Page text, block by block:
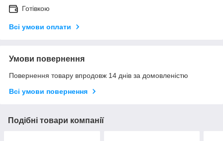
Готівкою
Всі умови оплати
Умови повернення
Повернення товару впродовж 14 днів за домовленістю
Всі умови повернення
Подібні товари компанії